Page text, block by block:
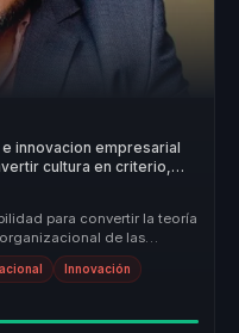
innovacion empresarial
cultura en criterio,
para convertir la teoría
de las
Innovación